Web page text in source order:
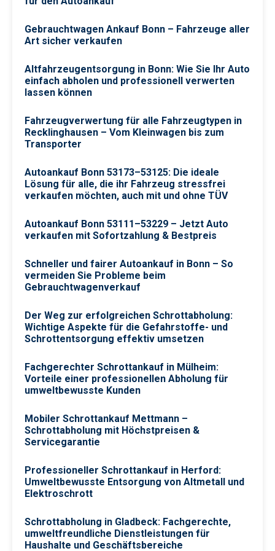
Gebrauchtwagen Ankauf Bonn – Fahrzeuge aller
Art sicher verkaufen
Altfahrzeugentsorgung in Bonn: Wie Sie Ihr Auto
einfach abholen und professionell verwerten
lassen können
Fahrzeugverwertung für alle Fahrzeugtypen in
Recklinghausen – Vom Kleinwagen bis zum
Transporter
Autoankauf Bonn 53173–53125: Die ideale
Lösung für alle, die ihr Fahrzeug stressfrei
verkaufen möchten, auch mit und ohne TÜV
Autoankauf Bonn 53111–53229 – Jetzt Auto
verkaufen mit Sofortzahlung & Bestpreis
Schneller und fairer Autoankauf in Bonn – So
vermeiden Sie Probleme beim
Gebrauchtwagenverkauf
Der Weg zur erfolgreichen Schrottabholung:
Wichtige Aspekte für die Gefahrstoffe- und
Schrottentsorgung effektiv umsetzen
Fachgerechter Schrottankauf in Mülheim:
Vorteile einer professionellen Abholung für
umweltbewusste Kunden
Mobiler Schrottankauf Mettmann –
Schrottabholung mit Höchstpreisen &
Servicegarantie
Professioneller Schrottankauf in Herford:
Umweltbewusste Entsorgung von Altmetall und
Elektroschrott
Schrottabholung in Gladbeck: Fachgerechte,
umweltfreundliche Dienstleistungen für
Haushalte und Geschäftsbereiche